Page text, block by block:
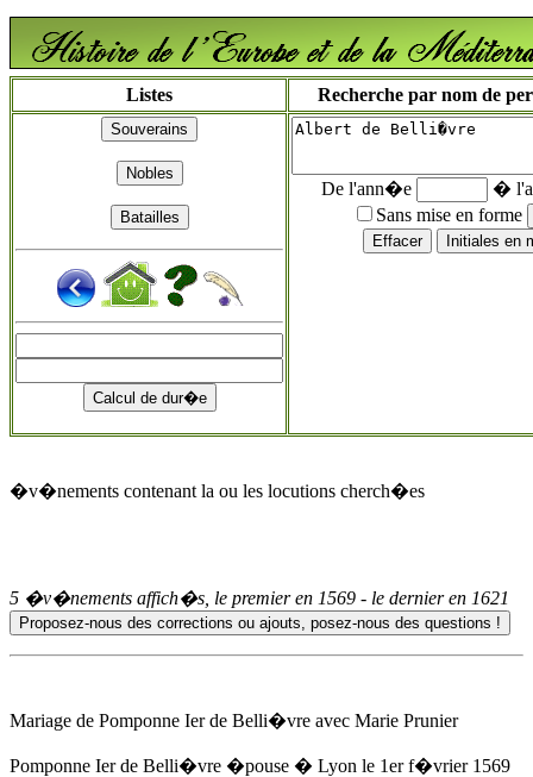
Listes Recherche par nom de
De l'ann�e
�
Sans mise en forme
�v�nements contenant la ou les locutions cherch�es
5 �v�nements affich�s, le premier en 1569 - le dernier en 1621
Mariage de Pomponne Ier de Belli�vre avec Marie Prunier
Pomponne Ier de Belli�vre �pouse � Lyon le 1er f�vrier 1569